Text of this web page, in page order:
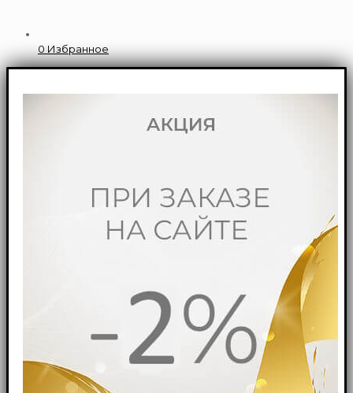
0 Избранное